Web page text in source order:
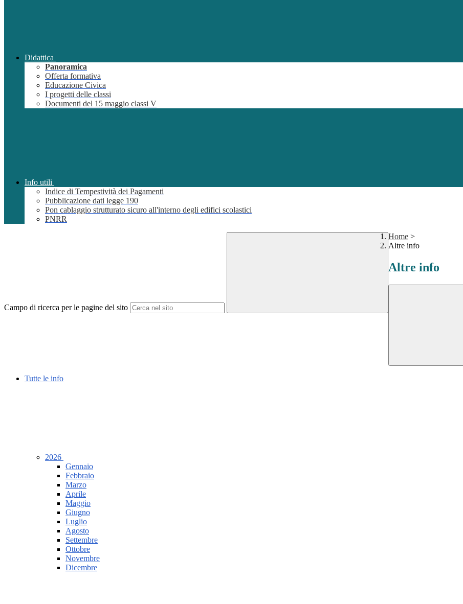
Didattica
Panoramica
Offerta formativa
Educazione Civica
I progetti delle classi
Documenti del 15 maggio classi V
Info utili
Indice di Tempestività dei Pagamenti
Pubblicazione dati legge 190
Pon cablaggio strutturato sicuro all'interno degli edifici scolastici
PNRR
Campo di ricerca per le pagine del sito
Home >
Altre info
Altre info
Tutte le info
2026
Gennaio
Febbraio
Marzo
Aprile
Maggio
Giugno
Luglio
Agosto
Settembre
Ottobre
Novembre
Dicembre